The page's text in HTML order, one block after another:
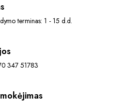
terminas: 1 - 15 d.d.
347 51783